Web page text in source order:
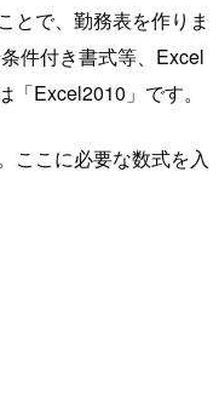
とで、勤務表を作りま
件付き書式等、Excel
Excel2010」です。
ここに必要な数式を入